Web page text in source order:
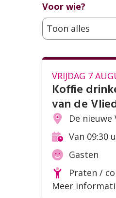
Voor wie?
Toon alles
Koffie
van de
VRIJDAG 7
Locatie
De
Tijd Van 09:30
Doelgroep
Gasten
Soort
activiteit
Praten /
Meer